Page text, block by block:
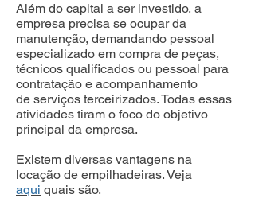
Além do capital a ser investido, a
empresa precisa se ocupar da
manutenção, demandando pessoal
especializado em compra de peças,
técnicos qualificados ou pessoal para
contratação e acompanhamento
de serviços terceirizados. Todas essas
atividades tiram o foco do objetivo
principal da empresa.
Existem diversas vantagens na
locação de empilhadeiras. Veja
aqui quais são.